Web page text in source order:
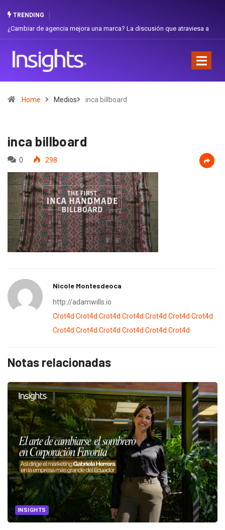
TRENDING
de agencia mejora una marca? La discusión que atraviesa a
Gabriela
Home Medios inca billboard
inca billboard
0 298
Nicole Montesdeoca
http://adamwills.io
Crot4d Crot4d Crot4d Crot4d Crot4d Crot4d Crot4d
Crot4d Crot4d Crot4d Crot4d Crot4d Crot4d
Notas relacionadas
INSIGHTS